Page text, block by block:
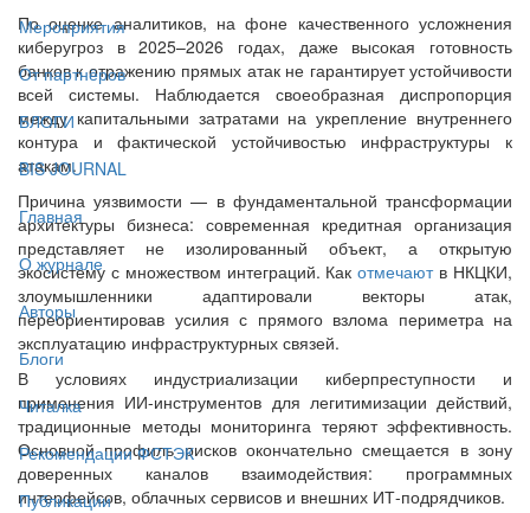
Мероприятия
От партнёров
БЛОГИ
BIS JOURNAL
Главная
О журнале
Авторы
Блоги
Читалка
Рекомендации ФСТЭК
Публикации
По оценке аналитиков, на фоне качественного усложнения
киберугроз в 2025–2026 годах, даже высокая готовность
банков к отражению прямых атак не гарантирует устойчивости
всей системы. Наблюдается своеобразная диспропорция
между капитальными затратами на укрепление внутреннего
контура и фактической устойчивостью инфраструктуры к
атакам.
Причина уязвимости — в фундаментальной трансформации
архитектуры бизнеса: современная кредитная организация
представляет не изолированный объект, а открытую
экосистему с множеством интеграций. Какотмечаютв НКЦКИ,
злоумышленники адаптировали векторы атак,
переориентировав усилия с прямого взлома периметра на
эксплуатацию инфраструктурных связей.
В условиях индустриализации киберпреступности и
применения ИИ-инструментов для легитимизации действий,
традиционные методы мониторинга теряют эффективность.
Основной профиль рисков окончательно смещается в зону
доверенных каналов взаимодействия: программных
интерфейсов, облачных сервисов и внешних ИТ-подрядчиков.